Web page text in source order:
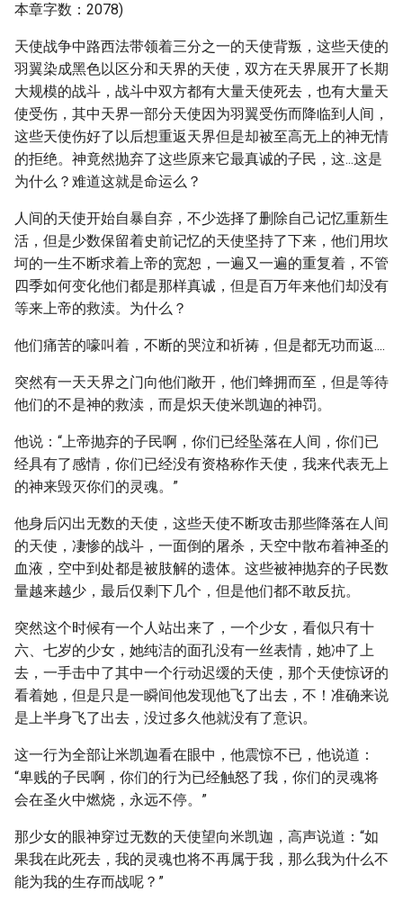
本章字数：2078)
天使战争中路西法带领着三分之一的天使背叛，这些天使的
羽翼染成黑色以区分和天界的天使，双方在天界展开了长期
大规模的战斗，战斗中双方都有大量天使死去，也有大量天
使受伤，其中天界一部分天使因为羽翼受伤而降临到人间，
这些天使伤好了以后想重返天界但是却被至高无上的神无情
的拒绝。神竟然抛弃了这些原来它最真诚的子民，这...这是
为什么？难道这就是命运么？
人间的天使开始自暴自弃，不少选择了删除自己记忆重新生
活，但是少数保留着史前记忆的天使坚持了下来，他们用坎
坷的一生不断求着上帝的宽恕，一遍又一遍的重复着，不管
四季如何变化他们都是那样真诚，但是百万年来他们却没有
等来上帝的救渎。为什么？
他们痛苦的嚎叫着，不断的哭泣和祈祷，但是都无功而返....
突然有一天天界之门向他们敞开，他们蜂拥而至，但是等待
他们的不是神的救渎，而是炽天使米凯迦的神罚。
他说：“上帝抛弃的子民啊，你们已经坠落在人间，你们已
经具有了感情，你们已经没有资格称作天使，我来代表无上
的神来毁灭你们的灵魂。”
他身后闪出无数的天使，这些天使不断攻击那些降落在人间
的天使，凄惨的战斗，一面倒的屠杀，天空中散布着神圣的
血液，空中到处都是被肢解的遗体。这些被神抛弃的子民数
量越来越少，最后仅剩下几个，但是他们都不敢反抗。
突然这个时候有一个人站出来了，一个少女，看似只有十
六、七岁的少女，她纯洁的面孔没有一丝表情，她冲了上
去，一手击中了其中一个行动迟缓的天使，那个天使惊讶的
看着她，但是只是一瞬间他发现他飞了出去，不！准确来说
是上半身飞了出去，没过多久他就没有了意识。
这一行为全部让米凯迦看在眼中，他震惊不已，他说道：
“卑贱的子民啊，你们的行为已经触怒了我，你们的灵魂将
会在圣火中燃烧，永远不停。”
那少女的眼神穿过无数的天使望向米凯迦，高声说道：“如
果我在此死去，我的灵魂也将不再属于我，那么我为什么不
能为我的生存而战呢？”